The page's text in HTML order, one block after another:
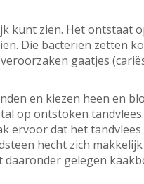
kunt zien. Het ontstaat
Die bacteriën zetten
gaatjes
en kiezen heen en
op ontstoken
ervoor dat het
hecht zich
gelegen